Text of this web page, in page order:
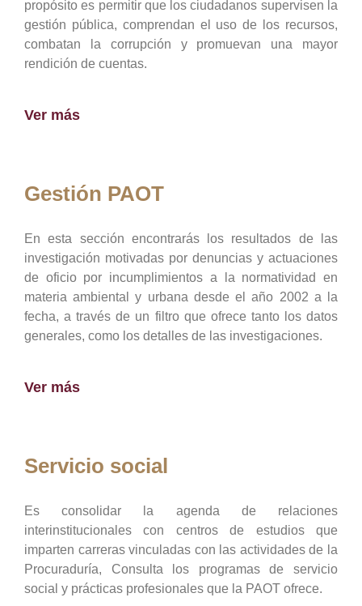
propósito es permitir que los ciudadanos supervisen la
gestión pública, comprendan el uso de los recursos,
combatan la corrupción y promuevan una mayor
rendición de cuentas.
Ver más
Gestión PAOT
En esta sección encontrarás los resultados de las
investigación motivadas por denuncias y actuaciones
de oficio por incumplimientos a la normatividad en
materia ambiental y urbana desde el año 2002 a la
fecha, a través de un filtro que ofrece tanto los datos
generales, como los detalles de las investigaciones.
Ver más
Servicio social
Es consolidar la agenda de relaciones
interinstitucionales con centros de estudios que
imparten carreras vinculadas con las actividades de la
Procuraduría, Consulta los programas de servicio
social y prácticas profesionales que la PAOT ofrece.